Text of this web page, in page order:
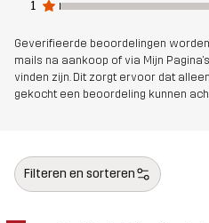
Ontworpen
voor
ALLROUND
1
Geverifieerde beoordelingen
mails na aankoop of via Mijn
vinden zijn. Dit zorgt ervoor dat
gekocht een beoordeling kunnen
Filteren en sorteren